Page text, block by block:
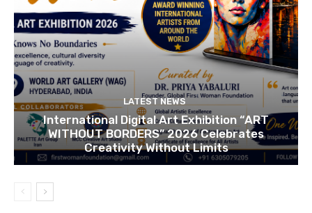
LATEST NEWS
International Digital Art Exhibition “ART
WITHOUT BORDERS” 2026 Celebrates
Creativity Without Limits